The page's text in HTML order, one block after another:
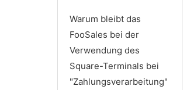
Warum bleibt das
FooSales bei der
Verwendung des
Square-Terminals bei
"Zahlungsverarbeitung"